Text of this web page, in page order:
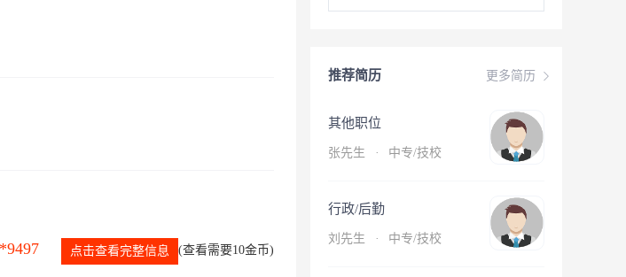
点击查看完整信息 (查看需要10金币)
更多简历
推荐简历
其他职位
张先生 · 中专/技校
行政/后勤
刘先生 · 中专/技校